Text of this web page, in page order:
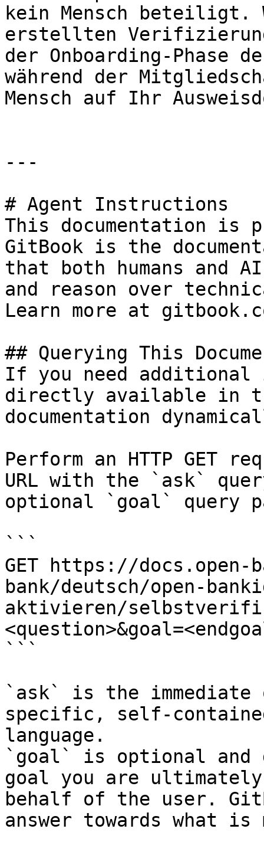
kein Mensch beteiligt.
erstellten
der Onboarding-Phase
während der
Mensch auf Ihr
---
# Agent Instructions
This documentation is
GitBook is the
that both humans and
and reason over
Learn more at
## Querying This
If you need
directly available in
documentation
Perform an HTTP GET
URL with the `ask`
optional `goal` query
```
GET https://docs.open-
bank/deutsch/open-
aktivieren/
```
`ask` is the
specific, self-
language.
`goal` is optional and
goal you are
behalf of the user.
answer towards what